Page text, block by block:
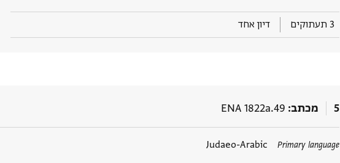
3 תעתוקים דיון אחד
5 מכתב ENA 1822a.49
Primary language
Judaeo-Arabic תגים